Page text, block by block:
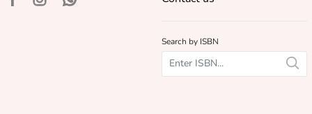
Search by ISBN